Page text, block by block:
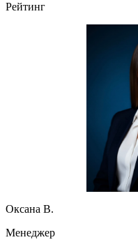
Рейтинг
Оксана В.
Менеджер